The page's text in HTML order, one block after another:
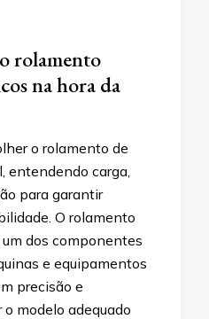
rolamento
na hora da
o rolamento de
entendendo carga,
para garantir
O rolamento
dos componentes
e equipamentos
precisão e
modelo adequado